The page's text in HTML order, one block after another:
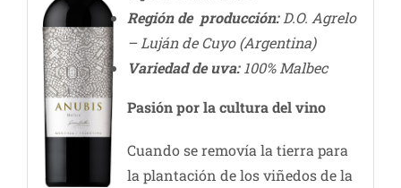
Región de producción:D.O. Agrelo
– Luján de Cuyo (Argentina)
Variedad de uva:100% Malbec
Pasión por la cultura del vino
Cuando se removía la tierra para
la plantación de los viñedos de la